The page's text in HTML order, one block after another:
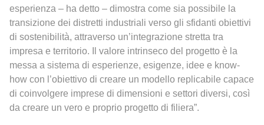
esperienza – ha detto – dimostra come sia possibile la
transizione dei distretti industriali verso gli sfidanti obiettivi
di sostenibilità, attraverso un’integrazione stretta tra
impresa e territorio. Il valore intrinseco del progetto è la
messa a sistema di esperienze, esigenze, idee e know-
how con l’obiettivo di creare un modello replicabile capace
di coinvolgere imprese di dimensioni e settori diversi, così
da creare un vero e proprio progetto di filiera”.